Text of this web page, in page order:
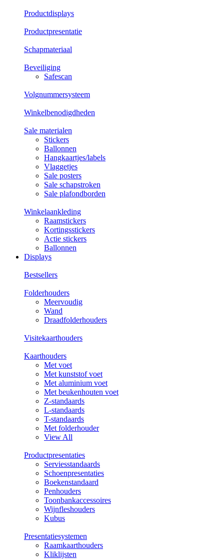
Productdisplays
Productpresentatie
Schapmateriaal
Beveiliging
Safescan
Volgnummersysteem
Winkelbenodigdheden
Sale materialen
Stickers
Ballonnen
Hangkaartjes/labels
Vlaggetjes
Sale posters
Sale schapstroken
Sale plafondborden
Winkelaankleding
Raamstickers
Kortingsstickers
Actie stickers
Ballonnen
Displays
Bestsellers
Folderhouders
Meervoudig
Wand
Draadfolderhouders
Visitekaarthouders
Kaarthouders
Met voet
Met kunststof voet
Met aluminium voet
Met beukenhouten voet
Z-standaards
L-standaards
T-standaards
Met folderhouder
View All
Productpresentaties
Serviesstandaards
Schoenpresentaties
Boekenstandaard
Penhouders
Toonbankaccessoires
Wijnfleshouders
Kubus
Presentatiesystemen
Raamkaarthouders
Kliklijsten